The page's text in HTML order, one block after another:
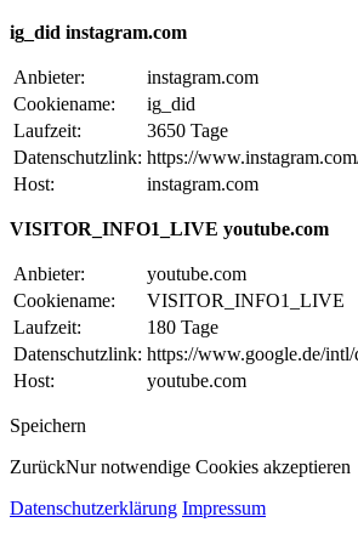
ig_did instagram.com
Anbieter:
instagram.com
Cookiename:
ig_did
Laufzeit:
3650 Tage
Datenschutzlink: https://
Host:
instagram.com
VISITOR_INFO1_LIVE youtube.com
Anbieter:
youtube.com
Cookiename:
VISITOR_INFO1_LIVE
Laufzeit:
180 Tage
Datenschutzlink: https://www.google.de/
Host:
youtube.com
Speichern
ZurückNur notwendige Cookies akzeptieren
Datenschutzerklärung Impressum